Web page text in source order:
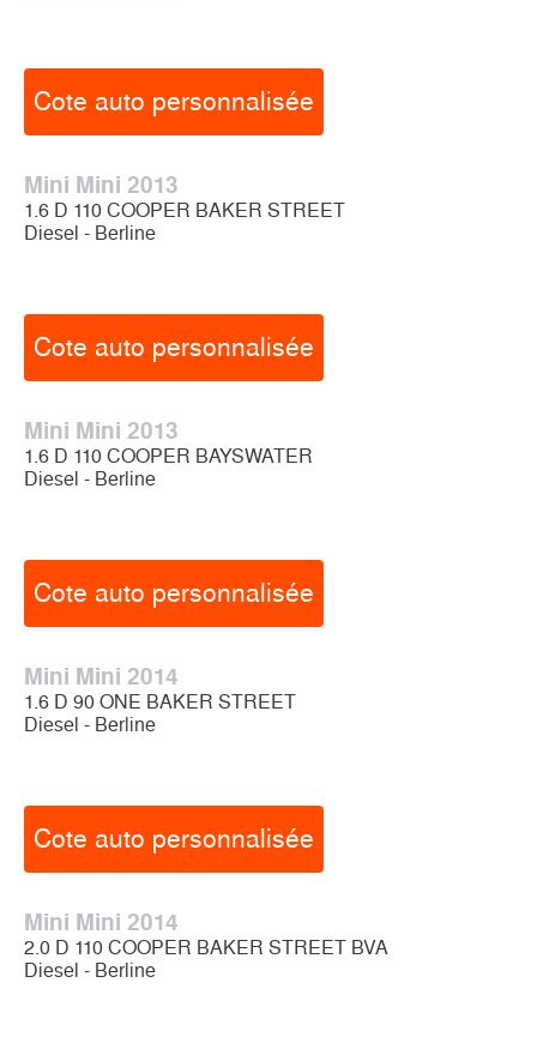
Cote auto personnalisée
Mini Mini 2013
1.6 D 110 COOPER BAKER STREET
Diesel - Berline
Cote auto personnalisée
Mini Mini 2013
1.6 D 110 COOPER BAYSWATER
Diesel - Berline
Cote auto personnalisée
Mini Mini 2014
1.6 D 90 ONE BAKER STREET
Diesel - Berline
Cote auto personnalisée
Mini Mini 2014
2.0 D 110 COOPER BAKER STREET BVA
Diesel - Berline